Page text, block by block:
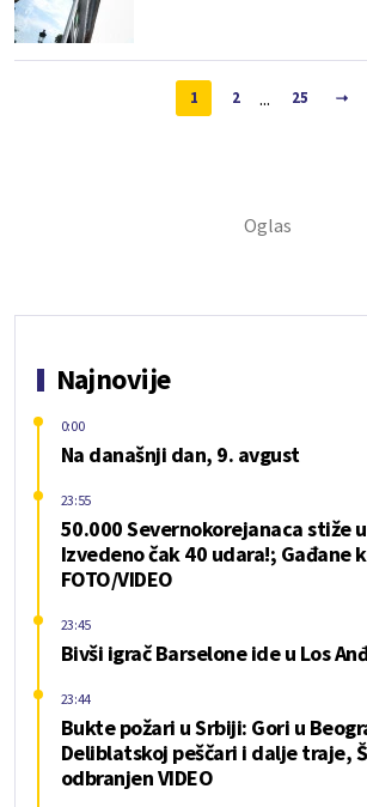
1 2 ... 25
Najnovije
Na današnji dan, 9. avgust
0:00
50.000 Severnokorejanaca stiže
Izvedeno čak 40 udara!; Gađane
FOTO/VIDEO
23:55
Bivši igrač Barselone ide u Los
23:45
Bukte požari u Srbiji: Gori u
Deliblatskoj peščari i dalje traje,
odbranjen VIDEO
23:44